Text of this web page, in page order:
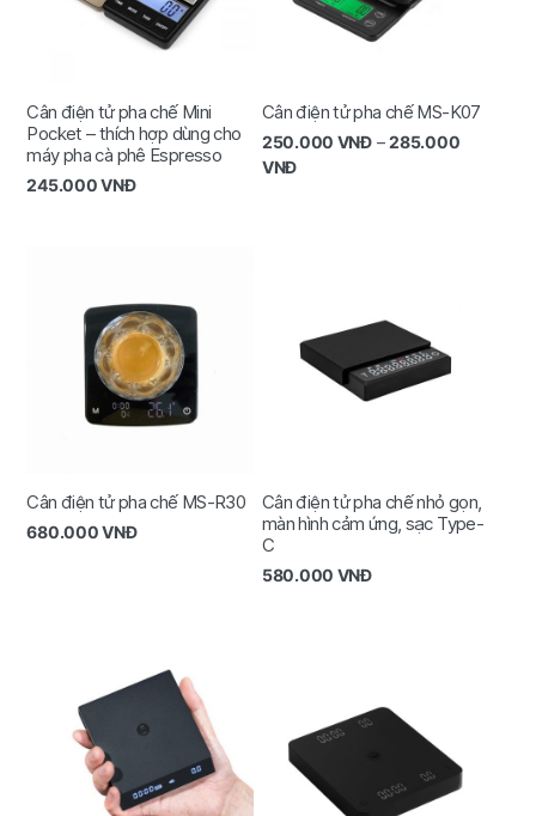
Cân điện tử pha chế Mini
Pocket – thích hợp dùng cho
máy pha cà phê Espresso
245.000VNĐ
Cân điện tử pha chế MS-K07
250.000 VNĐ–285.000
VNĐ
Cân điện tử pha chế MS-R30
680.000VNĐ
Cân điện tử pha chế nhỏ gọn,
màn hình cảm ứng, sạc Type-
C
580.000 VNĐ